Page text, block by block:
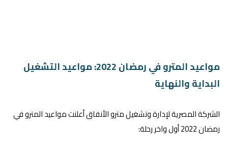
مواعيد المترو في رمضان 2022: مواعيد التشغيل
البداية والنهاية
الشركة المصرية لإدارة وتشغيل مترو الأنفاق أعلنت مواعيد المترو في
رمضان 2022 أول واخر رحلة: